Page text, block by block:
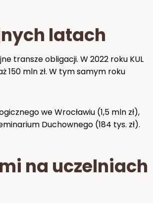
latach
transze obligacji. W 2022 roku KUL
150 mln zł. W tym samym roku
we Wrocławiu (1,5 mln zł),
Duchownego (184 tys. zł).
na uczelniach